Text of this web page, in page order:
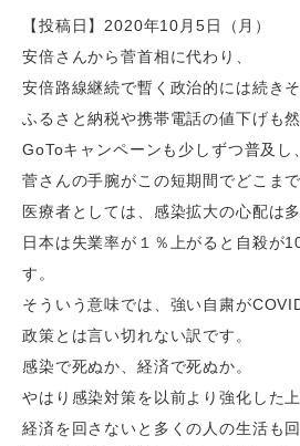
【投稿日】2020年10月5日（月）
安倍さんから菅首相に代わり、
安倍路線継続で暫く政治的には続きそ
ふるさと納税や携帯電話の値下げも然
GoToキャンペーンも少しずつ普及し、
菅さんの手腕がこの短期間でどこま
医療者としては、感染拡大の心配は
日本は失業率が１％上がると自殺が
す。
そういう意味では、強い自粛が
政策とは言い切れない訳です。
感染で死ぬか、経済で死ぬか。
やはり感染対策を以前より強化した上
経済を回さないと多くの人の生活も